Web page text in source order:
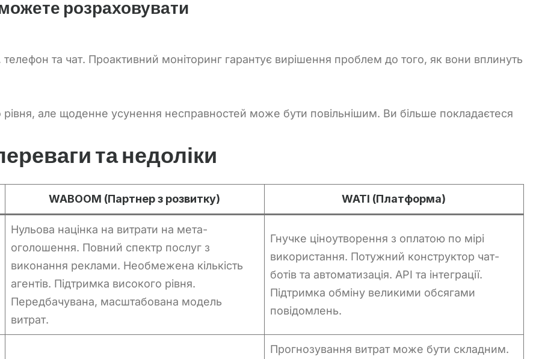
розраховувати
та чат. Проактивний моніторинг гарантує вирішення проблем до того, як вони вплинуть
але щоденне усунення несправностей може бути повільнішим. Ви більше покладаєтеся
та недоліки
WABOOM (Партнер з розвитку) WATI (Платформа)
Нульова націнка на витрати на мета-
оголошення. Повний спектр послуг з
виконання реклами. Необмежена кількість
агентів. Підтримка високого рівня.
Передбачувана, масштабована модель
витрат.
Гнучке ціноутворення з оплатою по мірі
використання. Потужний конструктор чат-
ботів та автоматизація. API та інтеграції.
Підтримка обміну великими обсягами
повідомлень.
Прогнозування витрат може бути складним.
Panjabi
Chinese (Taiwan)
Chinese (China)
Chinese (Hong Kong)